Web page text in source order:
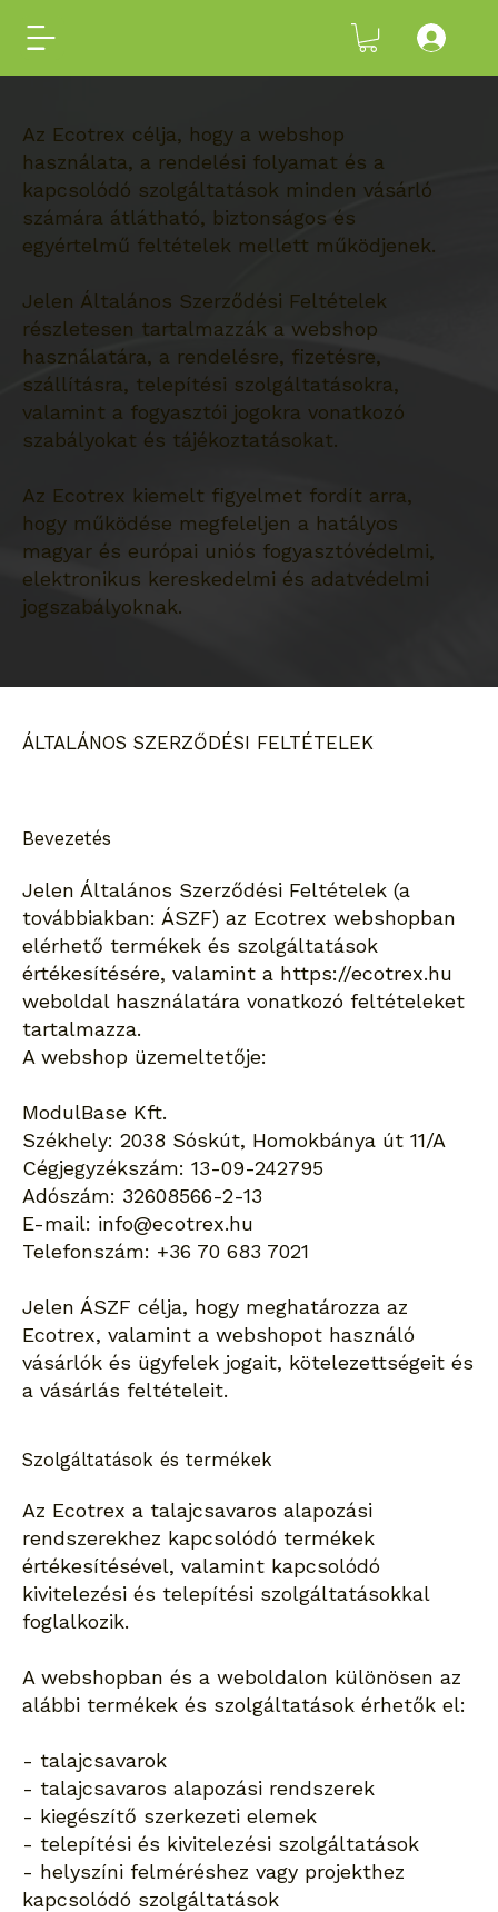
Az Ecotrex célja, hogy a webshop
használata, a rendelési folyamat és a
kapcsolódó szolgáltatások minden vásárló
számára átlátható, biztonságos és
egyértelmű feltételek mellett működjenek.
Jelen Általános Szerződési Feltételek
részletesen tartalmazzák a webshop
használatára, a rendelésre, fizetésre,
szállításra, telepítési szolgáltatásokra,
valamint a fogyasztói jogokra vonatkozó
szabályokat és tájékoztatásokat.
Az Ecotrex kiemelt figyelmet fordít arra,
hogy működése megfeleljen a hatályos
magyar és európai uniós fogyasztóvédelmi,
elektronikus kereskedelmi és adatvédelmi
jogszabályoknak.
ÁLTALÁNOS SZERZŐDÉSI FELTÉTELEK
Bevezetés
Jelen Általános Szerződési Feltételek (a
továbbiakban: ÁSZF) az Ecotrex webshopban
elérhető termékek és szolgáltatások
értékesítésére, valamint a https://ecotrex.hu
weboldal használatára vonatkozó feltételeket
tartalmazza.
A webshop üzemeltetője:
ModulBase Kft.
Székhely: 2038 Sóskút, Homokbánya út 11/A
Cégjegyzékszám: 13-09-242795
Adószám: 32608566-2-13
E-mail: info@ecotrex.hu
Telefonszám: +36 70 683 7021
Jelen ÁSZF célja, hogy meghatározza az
Ecotrex, valamint a webshopot használó
vásárlók és ügyfelek jogait, kötelezettségeit és
a vásárlás feltételeit.
Szolgáltatások és termékek
Az Ecotrex a talajcsavaros alapozási
rendszerekhez kapcsolódó termékek
értékesítésével, valamint kapcsolódó
kivitelezési és telepítési szolgáltatásokkal
foglalkozik.
A webshopban és a weboldalon különösen az
alábbi termékek és szolgáltatások érhetők el:
- talajcsavarok
- talajcsavaros alapozási rendszerek
- kiegészítő szerkezeti elemek
- telepítési és kivitelezési szolgáltatások
- helyszíni felméréshez vagy projekthez
kapcsolódó szolgáltatások